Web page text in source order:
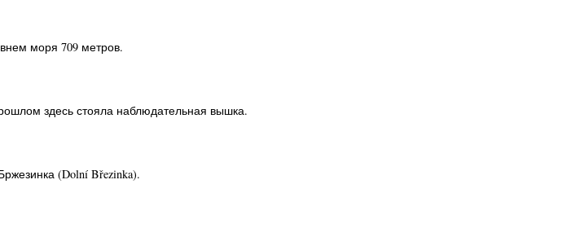
моря 709 метров.
здесь стояла наблюдательная вышка.
(Dolní Březinka).